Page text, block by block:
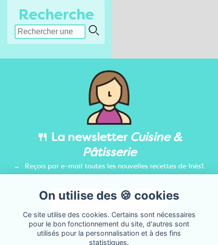
Recherche
On utilise des 🍪 cookies
Ce site utilise des cookies. Certains sont nécessaires
pour le bon fonctionnement du site, d'autres sont
utilisés pour la personnalisation et à des fins
statistiques.
🍴 La newsletter Cuisine &
Pâtisserie
Reçois par e-mail toutes les nouvelles recettes de Inès1.